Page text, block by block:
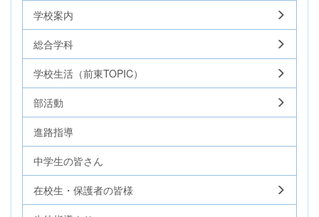
学校案内
総合学科
学校生活（前東TOPIC）
部活動
進路指導
中学生の皆さん
在校生・保護者の皆様